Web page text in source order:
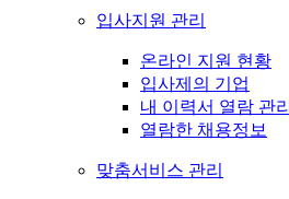
입사지원 관리
온라인 지원 현황
입사제의 기업
내 이력서 열람 관리
열람한 채용정보
맞춤서비스 관리